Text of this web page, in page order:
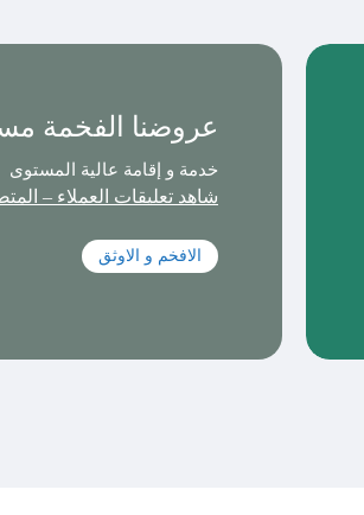
عروضنا الفخمة
خدمة و إقامة عالية المستوى
شاهد تعليقات العملاء –
الافخم و الاوثق